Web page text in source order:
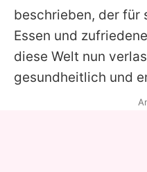
beschrieben, der für
Essen und
diese Welt nun
gesundheitlich und